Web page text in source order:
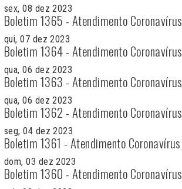
sex, 08 dez 2023
Boletim 1365 - Atendimento Coronavírus
qui, 07 dez 2023
Boletim 1364 - Atendimento Coronavírus
qua, 06 dez 2023
Boletim 1363 - Atendimento Coronavírus
qua, 06 dez 2023
Boletim 1362 - Atendimento Coronavírus
seg, 04 dez 2023
Boletim 1361 - Atendimento Coronavírus
dom, 03 dez 2023
Boletim 1360 - Atendimento Coronavírus